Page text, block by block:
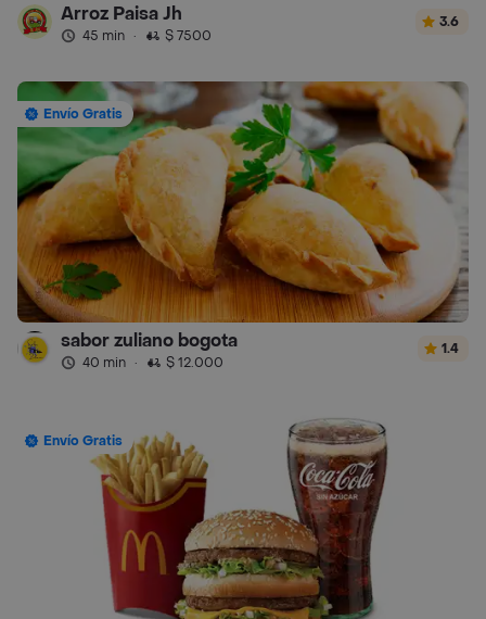
Arroz Paisa Jh
45 min · $ 7500
3.6
Envío Gratis
sabor zuliano bogota
40 min · $ 12.000
1.4
Envío Gratis